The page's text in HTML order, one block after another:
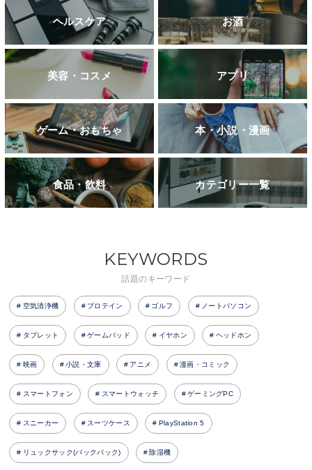
ヘルスケア お酒
美容・コスメ アプリ
ゲーム・おもちゃ 本・小説・漫画
食品・飲料 カテゴリー一覧
KEYWORDS
話題のキーワード
空気清浄機 プロテイン ゴルフ ノートパソコン
タブレット ゲームパッド イヤホン ヘッドホン
映画 小説・文庫 アニメ 漫画・コミック
スマートフォン スマートウォッチ ゲーミングPC
スニーカー スーツケース PlayStation 5
リュックサック(バックパック) 除湿機